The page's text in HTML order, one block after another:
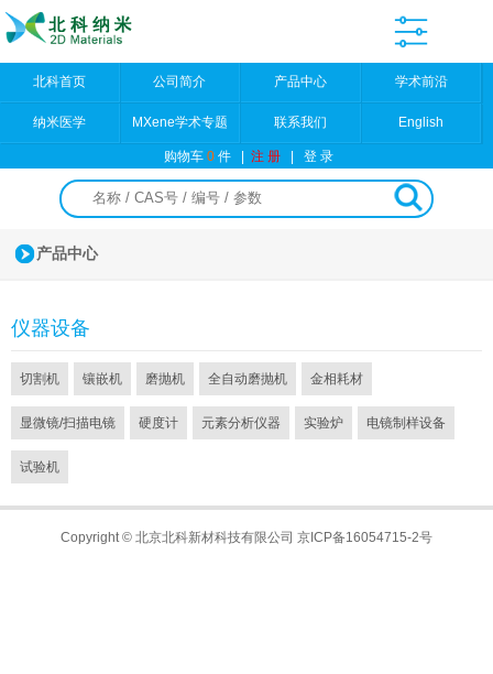
北科首页 公司简介 产品中心 学术前沿
纳米医学 MXene学术专题 联系我们 English
购物车0件 |注 册 |登 录
产品中心
仪器设备
切割机 镶嵌机 磨抛机 全自动磨抛机 金相耗材
显微镜/扫描电镜 硬度计 元素分析仪器 实验炉 电镜制样设备
试验机
Copyright © 北京北科新材科技有限公司 京ICP备16054715-2号